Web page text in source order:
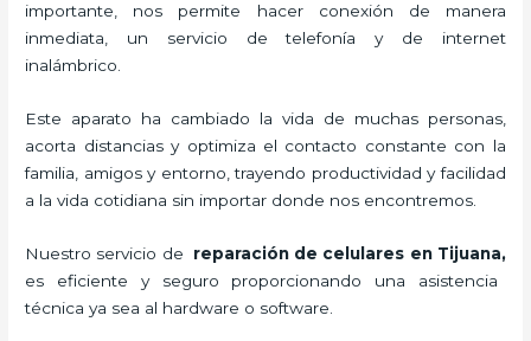
importante, nos permite hacer conexión de manera
inmediata, un servicio de telefonía y de internet
inalámbrico.
Este aparato ha cambiado la vida de muchas personas,
acorta distancias y optimiza el contacto constante con la
familia, amigos y entorno, trayendo productividad y facilidad
a la vida cotidiana sin importar donde nos encontremos.
Nuestro servicio de reparación de celulares en Tijuana,
es eficiente y seguro proporcionando una asistencia
técnica ya sea al hardware o software.